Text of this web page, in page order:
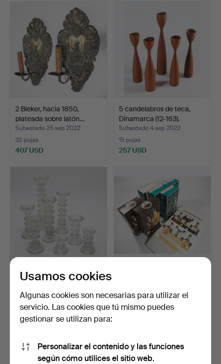
2 Bleker, hacia 1850,
plateada sobre latón…
Subastado 25 sep 2022
32 pujas
407 USD
5 candelabros de teca,
Dinamarca (12-163).
Subastado 4 sep 2022
15 pujas
257 USD
TIMO SARPANEVA. Iittala,
Subastado 4 sep 2022
13 pujas
289 USD
Subastado 4 sep 2022
19 pujas
Usamos cookies
Algunas cookies son necesarias para utilizar el
servicio. Las cookies que tú mismo puedes
gestionar se utilizan para:
Personalizar el contenido y las funciones
según cómo utilices el sitio web.